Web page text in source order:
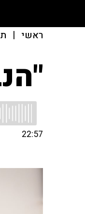
ראשי |
22:57